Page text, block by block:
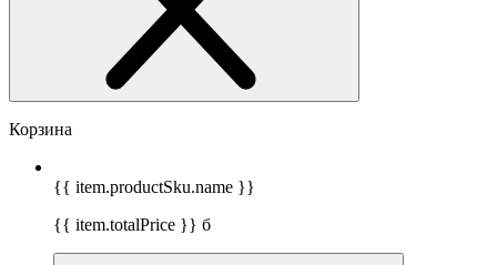
Корзина
{{ item.productSku.name }}
{{ item.totalPrice }} б